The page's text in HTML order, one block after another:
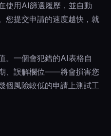
使用AI篩選履歷，並自動
您提交申請的速度越快，就
。一個會犯錯的AI表格自
、誤解欄位——將會損害您
個風險較低的申請上測試工